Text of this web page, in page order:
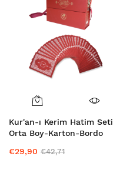
Kur'an-ı Kerim Hatim Seti
Orta Boy-Karton-Bordo
€29,90 €42,71